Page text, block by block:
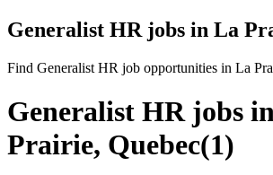
Generalist HR jobs in La
Find Generalist HR job opportunities in La
Generalist HR jobs
Prairie, Quebec(1)